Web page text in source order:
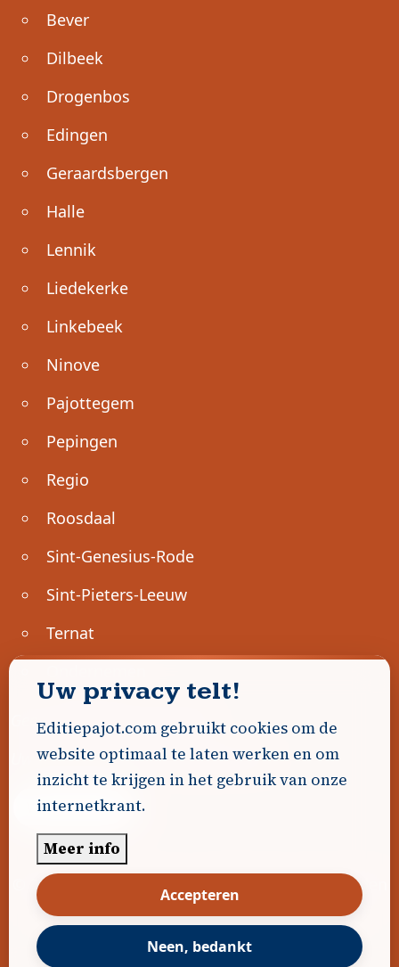
Bever
Dilbeek
Drogenbos
Edingen
Geraardsbergen
Halle
Lennik
Liedekerke
Linkebeek
Ninove
Pajottegem
Pepingen
Regio
Roosdaal
Sint-Genesius-Rode
Sint-Pieters-Leeuw
Ternat
Geen advertenties gevonden.
Uw advertentie hier? Contacteer ons!
Word Partner!
© 2026
Algemene voorwaarden
|Disclaimer Privacybeleid Cookiebeleid|
Gerealiseerd doorDavidHosse.net
Uw privacy telt!
Editiepajot.com gebruikt cookies om de
website optimaal te laten werken en om
inzicht te krijgen in het gebruik van onze
internetkrant.
Meer info
Accepteren
Neen, bedankt